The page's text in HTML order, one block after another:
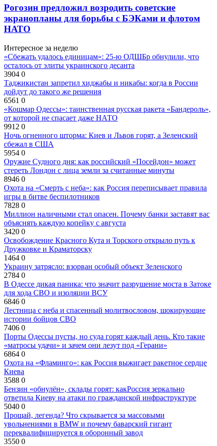
Рогозин предложил возродить советские
экранопланы для борьбы с БЭКами и флотом
НАТО
Интересное за неделю
«Сбежать удалось единицам»: 25-ю ОДШБр обнулили, что
осталось от элиты украинского десанта
3904 0
Таджикистан запретил хиджабы и никабы: когда в России
дойдут до такого же решения
6561 0
«Кошмар Одессы»: таинственная русская ракета «Бандероль»,
от которой не спасает даже НАТО
9912 0
Ночь огненного шторма: Киев и Львов горят, а Зеленский
сбежал в США
5954 0
Оружие Судного дня: как российский «Посейдон» может
стереть Лондон с лица земли за считанные минуты
8946 0
Охота на «Смерть с неба»: как Россия переписывает правила
игры в битве беспилотников
7828 0
Миллион наличными стал опасен. Почему банки заставят вас
объяснять каждую копейку с августа
3420 0
Освобождение Красного Кута и Торского открыло путь к
Дружковке и Краматорску
1464 0
Украину затрясло: взорван особый объект Зеленского
2784 0
В Одессе дикая паника: что значит разрушение моста в Затоке
для хода СВО и изоляции ВСУ
6846 0
Лестница с неба и спасенный молитвословом, шокирующие
истории бойцов СВО
7406 0
Порты Одессы пусты, но суда горят каждый день. Кто такие
«матросы удачи» и зачем они лезут под «Герани»
6864 0
Охота на «Фламинго»: как Россия выжигает ракетное сердце
Киева
3588 0
Бензин «обнулён», склады горят: какРоссия зеркально
ответила Киеву на атаки по гражданской инфраструктуре
5040 0
Прощай, легенда? Что скрывается за массовыми
увольнениями в BMW и почему баварский гигант
переквалифицируется в оборонный завод
3550 0